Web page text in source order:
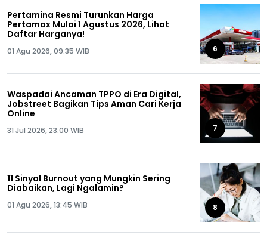
Pertamina Resmi Turunkan Harga
Pertamax Mulai 1 Agustus 2026, Lihat
Daftar Harganya!
01 Agu 2026, 09:35 WIB 6
Waspadai Ancaman TPPO di Era Digital,
Jobstreet Bagikan Tips Aman Cari Kerja
Online
31 Jul 2026, 23:00 WIB 7
11 Sinyal Burnout yang Mungkin Sering
Diabaikan, Lagi Ngalamin?
01 Agu 2026, 13:45 WIB 8